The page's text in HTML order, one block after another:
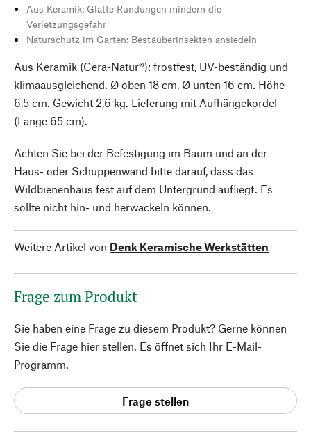
Aus Keramik: Glatte Rundungen mindern die
Verletzungsgefahr
Naturschutz im Garten: Bestäuberinsekten ansiedeln
Aus Keramik (Cera-Natur®): frostfest, UV-beständig und
klimaausgleichend. Ø oben 18 cm, Ø unten 16 cm. Höhe
6,5 cm. Gewicht 2,6 kg. Lieferung mit Aufhängekordel
(Länge 65 cm).
Achten Sie bei der Befestigung im Baum und an der
Haus- oder Schuppenwand bitte darauf, dass das
Wildbienenhaus fest auf dem Untergrund aufliegt. Es
sollte nicht hin- und herwackeln können.
Weitere Artikel von Denk Keramische Werkstätten
Frage zum Produkt
Sie haben eine Frage zu diesem Produkt? Gerne können
Sie die Frage hier stellen. Es öffnet sich Ihr E-Mail-
Programm.
Frage stellen